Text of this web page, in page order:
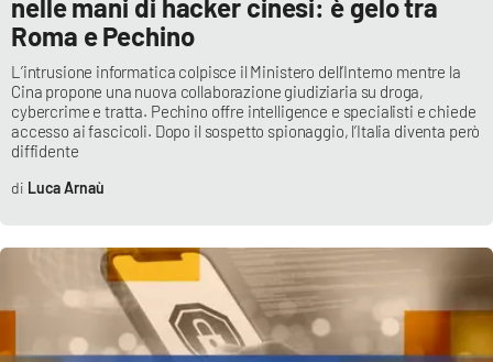
RUBRICHE
Good Morning Vietnam
Parchi Marini Calabria
Imprese Di Calabria
Le perfidie di Antonella Grippo
nelle mani di hacker cinesi: è gelo tra
Roma e Pechino
L’intrusione informatica colpisce il Ministero dell’Interno mentre la
Cina propone una nuova collaborazione giudiziaria su droga,
cybercrime e tratta. Pechino offre intelligence e specialisti e chiede
accesso ai fascicoli. Dopo il sospetto spionaggio, l’Italia diventa però
diffidente
Luca Arnaù